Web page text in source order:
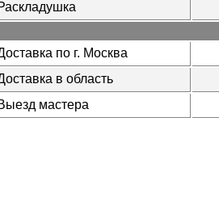
по г. Москва
в область
мастера